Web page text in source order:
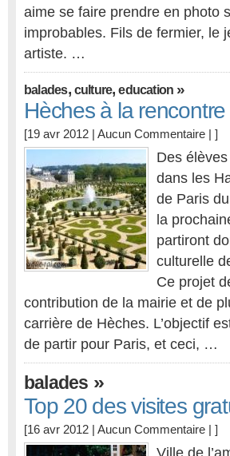
aime se faire prendre en photo
improbables. Fils de fermier, le
artiste. …
balades, culture,education »
Hèches à la
[19 avr 2012 | Aucun Commentaire | ]
Des
dans les
de Paris
la
partiront
culturelle
Ce projet
contribution de la mairie et de
carrière de Hèches. L’objectif
de partir pour Paris, et ceci, …
balades »
Top 20 des visites
[16 avr 2012 | Aucun Commentaire | ]
Ville de